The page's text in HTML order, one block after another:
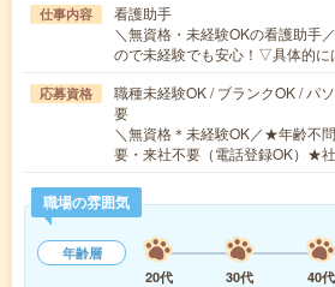
仕事内容
看護助手
＼無資格・未経験OKの看護助手
ので未経験でも安心！▽具体的
応募資格
職種未経験OK / ブランクOK / パ
要
＼無資格＊未経験OK／★年齢不
要・来社不要（電話登録OK）★
職場の雰囲気
年齢層
20代
30代 40代